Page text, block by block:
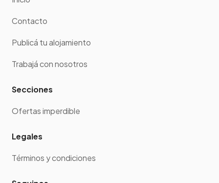
Contacto
Publicá tu alojamiento
Trabajá con nosotros
Secciones
Ofertas imperdible
Legales
Términos y condiciones